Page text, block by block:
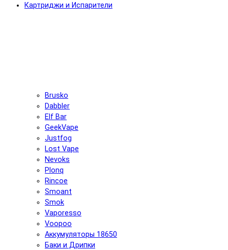
Картриджи и Испарители
Brusko
Dabbler
Elf Bar
GeekVape
Justfog
Lost Vape
Nevoks
Plonq
Rincoe
Smoant
Smok
Vaporesso
Voopoo
Аккумуляторы 18650
Баки и Дрипки